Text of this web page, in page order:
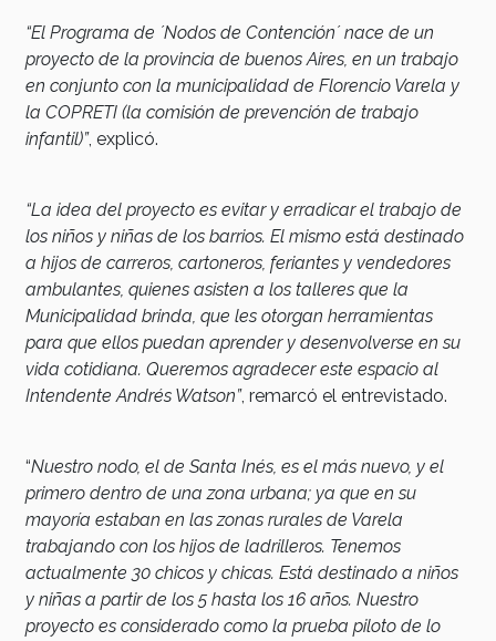
“El Programa de ´Nodos de Contención´ nace de un
proyecto de la provincia de buenos Aires, en un trabajo
en conjunto con la municipalidad de Florencio Varela y
la COPRETI (la comisión de prevención de trabajo
infantil)”, explicó.
“La idea del proyecto es evitar y erradicar el trabajo de
los niños y niñas de los barrios. El mismo está destinado
a hijos de carreros, cartoneros, feriantes y vendedores
ambulantes, quienes asisten a los talleres que la
Municipalidad brinda, que les otorgan herramientas
para que ellos puedan aprender y desenvolverse en su
vida cotidiana. Queremos agradecer este espacio al
Intendente Andrés Watson”, remarcó el entrevistado.
“Nuestro nodo, el de Santa Inés, es el más nuevo, y el
primero dentro de una zona urbana; ya que en su
mayoría estaban en las zonas rurales de Varela
trabajando con los hijos de ladrilleros. Tenemos
actualmente 30 chicos y chicas. Está destinado a niños
y niñas a partir de los 5 hasta los 16 años. Nuestro
proyecto es considerado como la prueba piloto de lo